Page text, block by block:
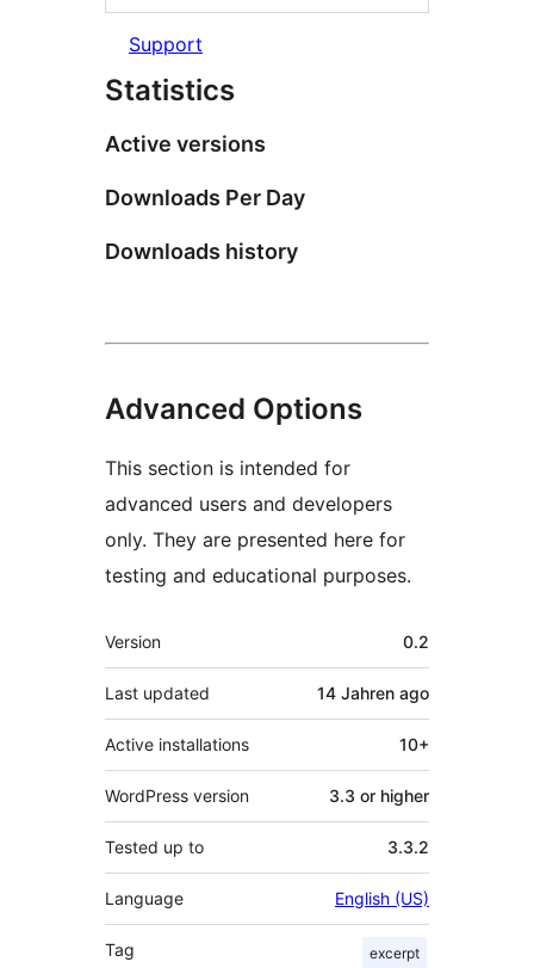
Support
Statistics
Active versions
Downloads Per Day
Downloads history
Advanced Options
This section is intended for
advanced users and developers
only. They are presented here for
testing and educational purposes.
Meta
Version 0.2
Last updated 14 Jahren ago
Active installations 10+
WordPress version 3.3 or higher
Tested up to 3.3.2
Language English (US)
Tag excerpt